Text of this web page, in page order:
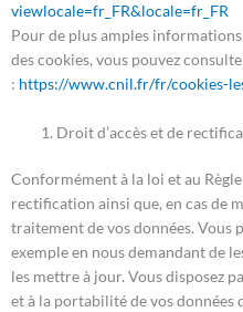
viewlocale=fr_FR&locale=fr_FR
Pour de plus amples
des cookies, vous pouvez
: https://www.cnil.fr/fr/cookies-
Droit d’accès et de
Conformément à la loi et au
rectification ainsi que, en cas de
traitement de vos données. Vous
exemple en nous demandant de
les mettre à jour. Vous disposez
et à la portabilité de vos données